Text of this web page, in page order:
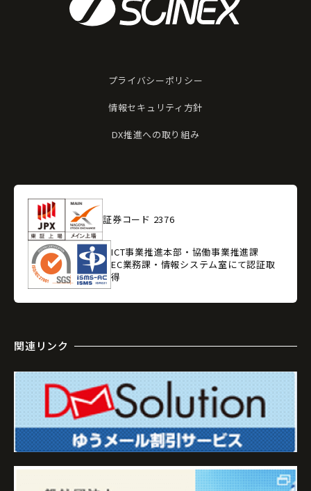
プライバシーポリシー
情報セキュリティ方針
DX推進への取り組み
証券コード 2376
ICT事業推進本部・協働事業推進課
EC業務課・情報システム室にて認証取
得
関連リンク